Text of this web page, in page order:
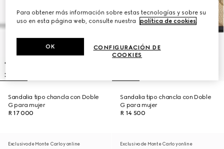
Sandalia tipo chancla con Doble
G para mujer
R 17 000
Sandalia tipo chancla con Doble
G para mujer
R 14 500
Exclusivo de Monte Carlo y online Exclusivo de Monte Carlo y online
Para obtener más información sobre estas tecnologías y sobre su
uso en esta página web, consulte nuestra
política de cookies.
CONFIGURACIÓN DE
COOKIES
OK